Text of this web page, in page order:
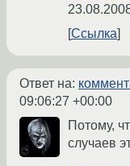
Ссылка
Ответ на:
09:06:27 +00:00
Потому,
случаев